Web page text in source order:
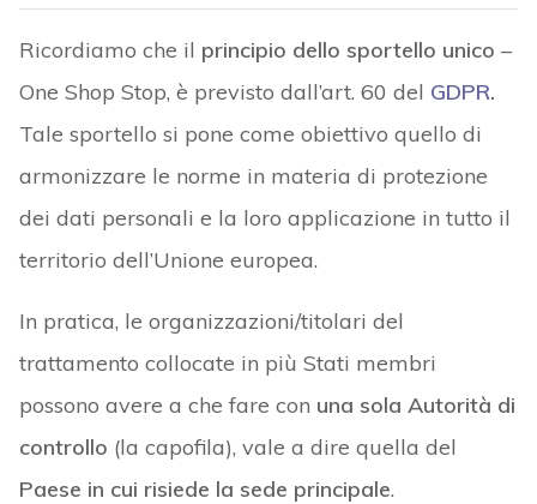
Ricordiamo che il principio dello sportello unico –
One Shop Stop, è previsto dall’art. 60 del GDPR.
Tale sportello si pone come obiettivo quello di
armonizzare le norme in materia di protezione
dei dati personali e la loro applicazione in tutto il
territorio dell’Unione europea.
In pratica, le organizzazioni/titolari del
trattamento collocate in più Stati membri
possono avere a che fare con una sola Autorità di
controllo (la capofila), vale a dire quella del
Paese in cui risiede la sede principale.